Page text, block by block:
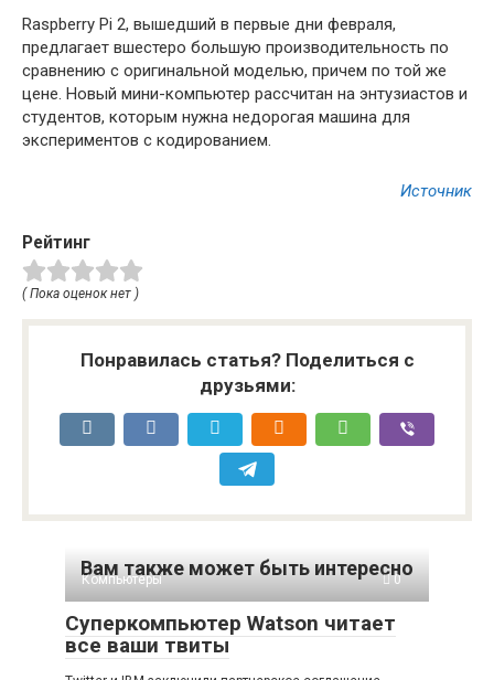
Raspberry Pi 2, вышедший в первые дни февраля,
предлагает вшестеро большую производительность по
сравнению с оригинальной моделью, причем по той же
цене. Новый мини-компьютер рассчитан на энтузиастов и
студентов, которым нужна недорогая машина для
экспериментов с кодированием.
Источник
Рейтинг
( Пока оценок нет )
Понравилась статья? Поделиться с
друзьями:
Вам также может быть интересно
Компьютеры 0
Суперкомпьютер Watson читает
все ваши твиты